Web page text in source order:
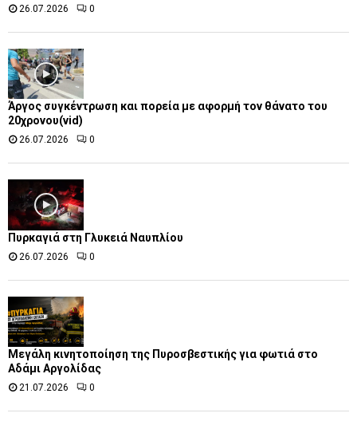
26.07.2026 0
Άργος συγκέντρωση και πορεία με αφορμή τον θάνατο του
20χρονου(vid)
26.07.2026 0
Πυρκαγιά στη Γλυκειά Ναυπλίου
26.07.2026 0
Μεγάλη κινητοποίηση της Πυροσβεστικής για φωτιά στο
Αδάμι Αργολίδας
21.07.2026 0